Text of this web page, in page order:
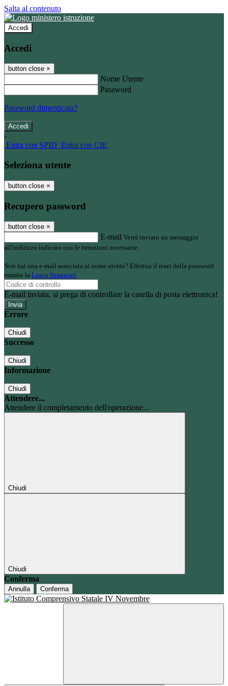
Salta al contenuto
Accedi
Accedi
button close ×
Nome Utente
Password
Password dimenticata?
-
Entra con SPID Entra con CIE
Seleziona utente
button close ×
Recupero password
button close ×
E-mail Verrà inviato un messaggio
all'indirizzo indicato con le istruzioni necessarie.
Non hai una e-mail associata al nome utente? Effettua il reset della password
tramite la Login Spaggiari
E-mail inviata, si prega di controllare la casella di posta elettronica!
Errore
Chiudi
Successo
Chiudi
Informazione
Chiudi
Attendere...
Attendere il completamento dell'operazione...
Chiudi
Chiudi
Conferma
Annulla Conferma